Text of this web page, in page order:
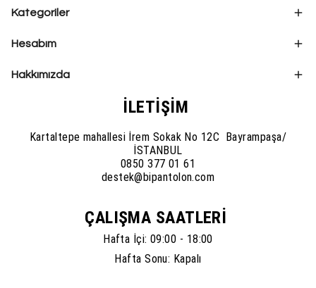
Kategoriler
Hesabım
Hakkımızda
İLETİŞİM
Kartaltepe mahallesi İrem Sokak No 12C Bayrampaşa/
İSTANBUL
0850 377 01 61
destek@bipantolon.com
ÇALIŞMA SAATLERİ
Hafta İçi: 09:00 - 18:00
Hafta Sonu: Kapalı